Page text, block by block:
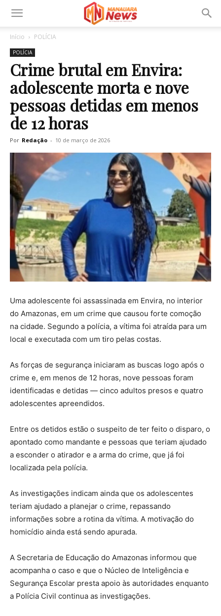
Início POLÍCIA
POLÍCIA
Crime brutal em Envira:
adolescente morta e nove
pessoas detidas em menos
de 12 horas
Por Redação - 10 de março de 2026
Uma adolescente foi assassinada em Envira, no interior
do Amazonas, em um crime que causou forte comoção
na cidade. Segundo a polícia, a vítima foi atraída para um
local e executada com um tiro pelas costas.
As forças de segurança iniciaram as buscas logo após o
crime e, em menos de 12 horas, nove pessoas foram
identificadas e detidas — cinco adultos presos e quatro
adolescentes apreendidos.
Entre os detidos estão o suspeito de ter feito o disparo, o
apontado como mandante e pessoas que teriam ajudado
a esconder o atirador e a arma do crime, que já foi
localizada pela polícia.
As investigações indicam ainda que os adolescentes
teriam ajudado a planejar o crime, repassando
informações sobre a rotina da vítima. A motivação do
homicídio ainda está sendo apurada.
A Secretaria de Educação do Amazonas informou que
acompanha o caso e que o Núcleo de Inteligência e
Segurança Escolar presta apoio às autoridades enquanto
a Polícia Civil continua as investigações.